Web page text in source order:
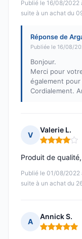
Publié le 16/08/2022
suite à un achat du
Réponse de
Publiée le 16/08/
Bonjour.
Merci pour
également
Cordialement.
V
Valerie L.
Note : 4 sur
Publié le 01/08/2022
suite à un achat du
Produit de
A
Annick S.
Note : 5 sur